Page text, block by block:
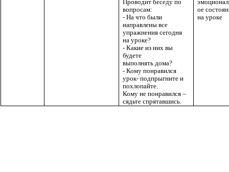
Проводит беседу по
вопросам:
- На что были
направлены все
упражнения сегодня
на уроке?
- Какие из них вы
будете
выполнять дома?
- Кому понравился
урок- подпрыгните и
похлопайте.
Кому не понравился –
сядьте спрятавшись.
ое
на уроке